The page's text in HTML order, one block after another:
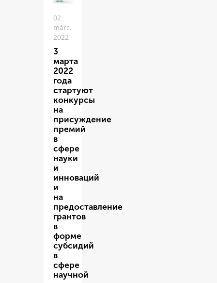
02
márc.
2022
3
марта
2022
года
стартуют
конкурсы
на
присуждение
премий
в
сфере
науки
и
инноваций
и
на
предоставление
грантов
в
форме
субсидий
в
сфере
научной